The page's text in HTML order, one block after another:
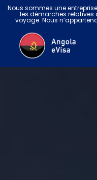
Nous sommes une
les démarches relatives
voyage. Nous